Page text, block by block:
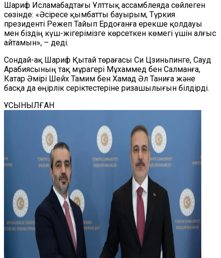
Шариф Исламабадтағы Ұлттық ассамблеяда сөйлеген
сөзінде: «Әсіресе қымбатты бауырым, Түркия
президенті Режеп Тайып Ердоғанға ерекше қолдауы
мен біздің күш-жігерімізге көрсеткен көмегі үшін алғыс
айтамын», – деді.
Сондай-ақ Шариф Қытай төрағасы Си Цзиньпинге, Сауд
Арабиясының тақ мұрагері Мұхаммед бен Салманға,
Катар Әмірі Шейх Тамим бен Хамад Әл Таниға және
басқа да өңірлік серіктестеріне ризашылығын білдірді.
ҰСЫНЫЛҒАН